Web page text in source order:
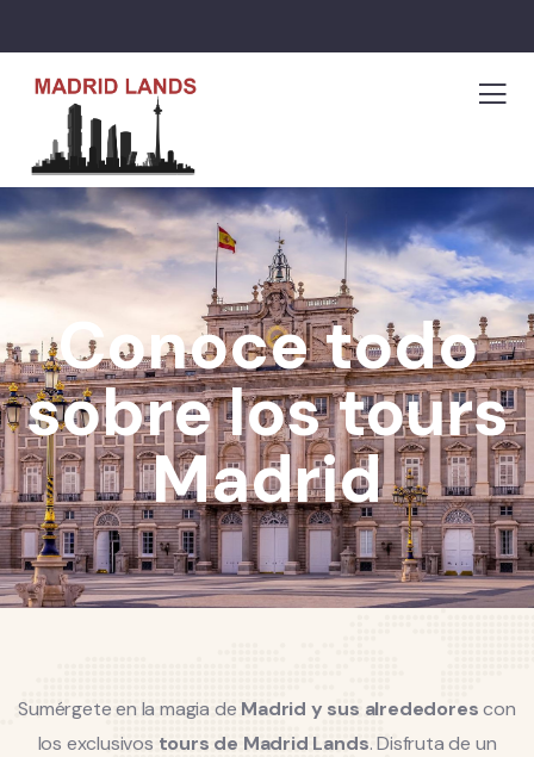
Conoce todo
sobre los tours
Madrid
Sumérgete en la magia de Madrid y sus alrededorescon
los exclusivos tours de Madrid Lands. Disfruta de un